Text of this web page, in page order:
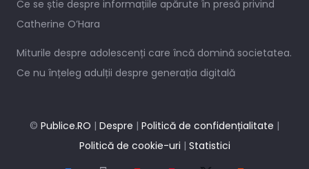
Ce se știe despre informațiile apărute în presă privind
Catherine O’Hara
Miturile despre adolescenți care încă domină societatea.
Ce nu înțeleg adulții despre generația digitală
© Publice.RO | Despre | Politică de confidențialitate |
Politică de cookie-uri | Statistici